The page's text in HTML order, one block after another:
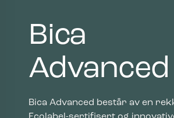
Bica
Advanced
Bica Advanced består av en